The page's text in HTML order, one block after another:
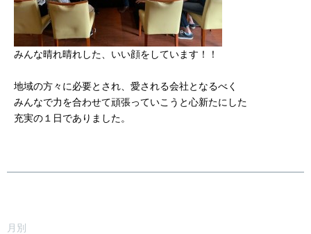
みんな晴れ晴れした、いい顔をしています！！
地域の方々に必要とされ、愛される会社となるべく
みんなで力を合わせて頑張っていこうと心新たにした
充実の１日でありました。
月別